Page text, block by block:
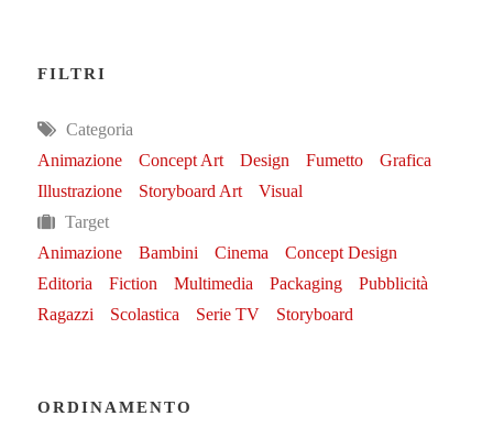
FILTRI
Categoria
Animazione
Concept Art Design Fumetto
Grafica
Illustrazione
Storyboard Art
Visual
Target
Animazione
Bambini Cinema
Concept Design
Editoria
Fiction Multimedia Packaging
Pubblicità
Ragazzi
Scolastica Serie TV Storyboard
ORDINAMENTO